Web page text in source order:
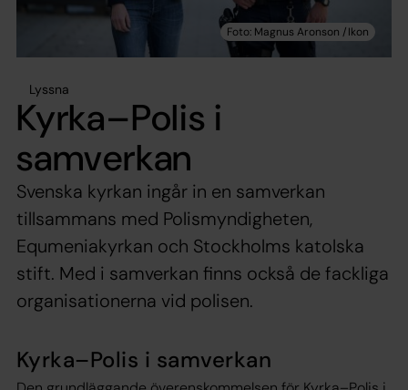
Lyssna
Kyrka–Polis i
samverkan
Svenska kyrkan ingår in en samverkan
tillsammans med Polismyndigheten,
Equmeniakyrkan och Stockholms katolska
stift. Med i samverkan finns också de fackliga
organisationerna vid polisen.
Kyrka–Polis i samverkan